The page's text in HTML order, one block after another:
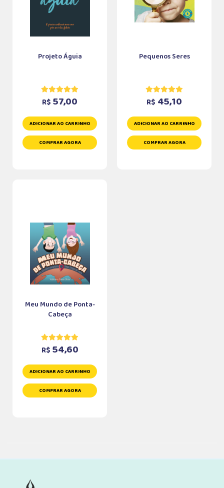
Projeto Águia
R$ 57,00
ADICIONAR AO CARRINHO
COMPRAR AGORA
Pequenos Seres
R$ 45,10
ADICIONAR AO CARRINHO
COMPRAR AGORA
Meu Mundo de Ponta-
Cabeça
R$ 54,60
ADICIONAR AO CARRINHO
COMPRAR AGORA